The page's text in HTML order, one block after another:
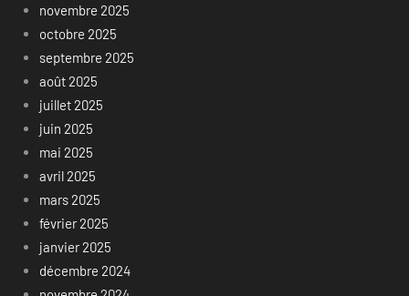
novembre 2025
octobre 2025
septembre 2025
août 2025
juillet 2025
juin 2025
mai 2025
avril 2025
mars 2025
février 2025
janvier 2025
décembre 2024